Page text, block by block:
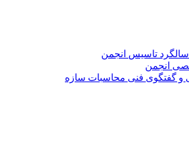
تاسیس انجمن
انجمن
فنی محاسبات سازه